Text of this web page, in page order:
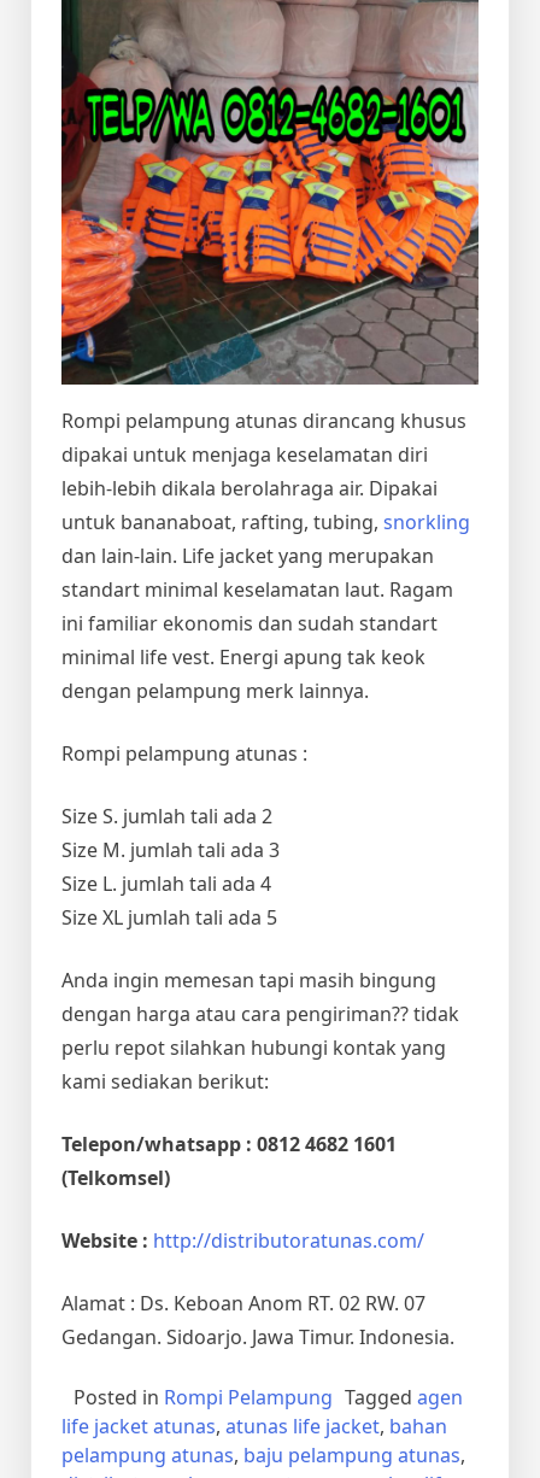
Rompi pelampung atunas dirancang khusus
dipakai untuk menjaga keselamatan diri
lebih-lebih dikala berolahraga air. Dipakai
untuk bananaboat, rafting, tubing, snorkling
dan lain-lain. Life jacket yang merupakan
standart minimal keselamatan laut. Ragam
ini familiar ekonomis dan sudah standart
minimal life vest. Energi apung tak keok
dengan pelampung merk lainnya.
Rompi pelampung atunas :
Size S. jumlah tali ada 2
Size M. jumlah tali ada 3
Size L. jumlah tali ada 4
Size XL jumlah tali ada 5
Anda ingin memesan tapi masih bingung
dengan harga atau cara pengiriman?? tidak
perlu repot silahkan hubungi kontak yang
kami sediakan berikut:
Telepon/whatsapp : 0812 4682 1601
(Telkomsel)
Website : http://distributoratunas.com/
Alamat : Ds. Keboan Anom RT. 02 RW. 07
Gedangan. Sidoarjo. Jawa Timur. Indonesia.
Posted in Rompi Pelampung Tagged agen
life jacket atunas, atunas life jacket, bahan
pelampung atunas, baju pelampung atunas,